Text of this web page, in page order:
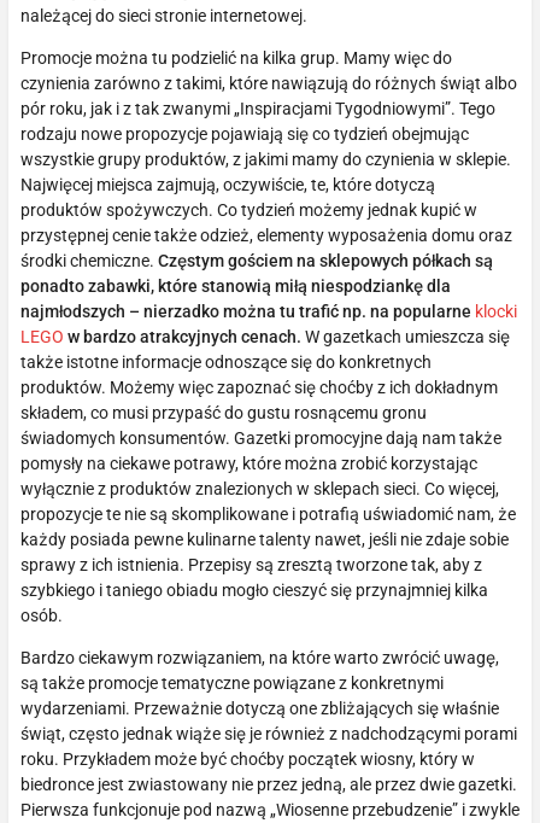
należącej do sieci stronie internetowej.
Promocje można tu podzielić na kilka grup. Mamy więc do
czynienia zarówno z takimi, które nawiązują do różnych świąt albo
pór roku, jak i z tak zwanymi „Inspiracjami Tygodniowymi”. Tego
rodzaju nowe propozycje pojawiają się co tydzień obejmując
wszystkie grupy produktów, z jakimi mamy do czynienia w sklepie.
Najwięcej miejsca zajmują, oczywiście, te, które dotyczą
produktów spożywczych. Co tydzień możemy jednak kupić w
przystępnej cenie także odzież, elementy wyposażenia domu oraz
środki chemiczne. Częstym gościem na sklepowych półkach są
ponadto zabawki, które stanowią miłą niespodziankę dla
najmłodszych – nierzadko można tu trafić np. na popularne klocki
LEGO w bardzo atrakcyjnych cenach. W gazetkach umieszcza się
także istotne informacje odnoszące się do konkretnych
produktów. Możemy więc zapoznać się choćby z ich dokładnym
składem, co musi przypaść do gustu rosnącemu gronu
świadomych konsumentów. Gazetki promocyjne dają nam także
pomysły na ciekawe potrawy, które można zrobić korzystając
wyłącznie z produktów znalezionych w sklepach sieci. Co więcej,
propozycje te nie są skomplikowane i potrafią uświadomić nam, że
każdy posiada pewne kulinarne talenty nawet, jeśli nie zdaje sobie
sprawy z ich istnienia. Przepisy są zresztą tworzone tak, aby z
szybkiego i taniego obiadu mogło cieszyć się przynajmniej kilka
osób.
Bardzo ciekawym rozwiązaniem, na które warto zwrócić uwagę,
są także promocje tematyczne powiązane z konkretnymi
wydarzeniami. Przeważnie dotyczą one zbliżających się właśnie
świąt, często jednak wiąże się je również z nadchodzącymi porami
roku. Przykładem może być choćby początek wiosny, który w
biedronce jest zwiastowany nie przez jedną, ale przez dwie gazetki.
Pierwsza funkcjonuje pod nazwą „Wiosenne przebudzenie” i zwykle